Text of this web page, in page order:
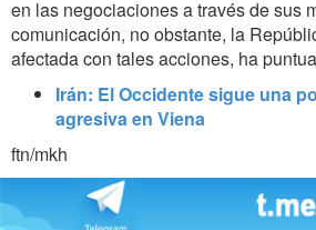
en las negociaciones a través de sus
comunicación, no obstante, la
afectada con tales acciones, ha
Irán: El Occidente sigue una
agresiva en Viena
ftn/mkh